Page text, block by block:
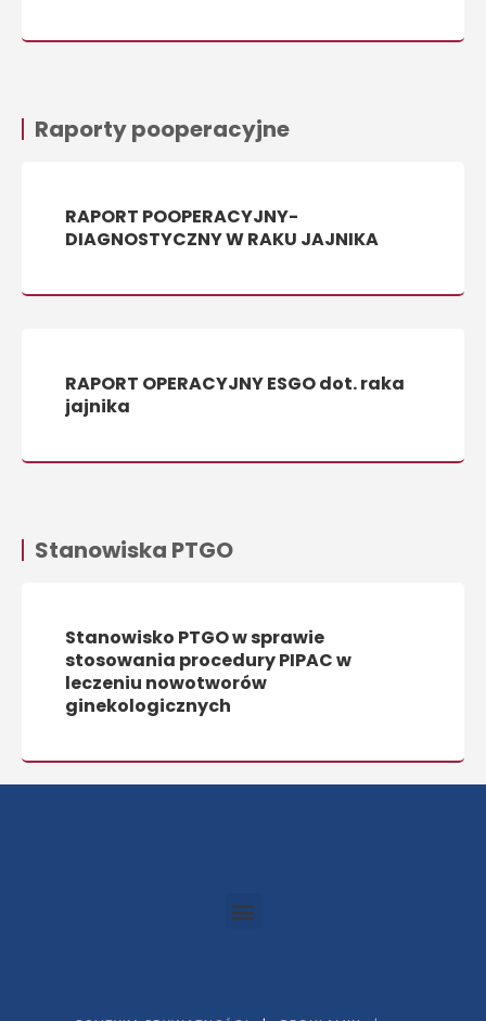
Raporty pooperacyjne
RAPORT POOPERACYJNY-
DIAGNOSTYCZNY W RAKU JAJNIKA
RAPORT OPERACYJNY ESGO dot. raka
jajnika
Stanowiska PTGO
Stanowisko PTGO w sprawie
stosowania procedury PIPAC w
leczeniu nowotworów
ginekologicznych